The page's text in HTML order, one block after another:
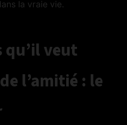
la vraie vie.
qu’il veut
l’amitié : le